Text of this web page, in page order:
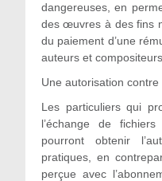
dangereuses, en
des œuvres à des fins
du paiement d’une
auteurs et
Une autorisation
Les particuliers qui
l’échange de
pourront obtenir
pratiques, en
perçue avec